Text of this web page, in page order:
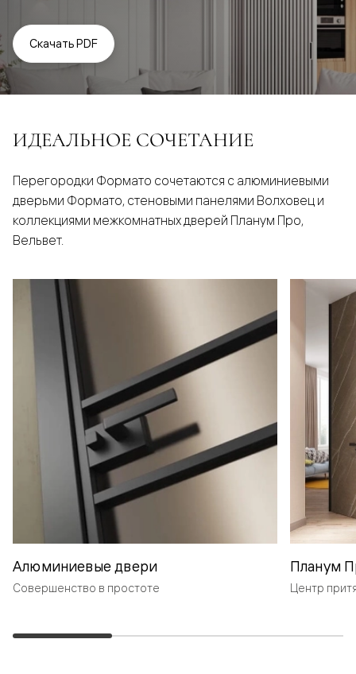
Скачать PDF
ИДЕАЛЬНОЕ СОЧЕТАНИЕ
Перегородки Формато сочетаются с алюминиевыми
дверьми Формато, стеновыми панелями Волховец и
коллекциями межкомнатных дверей Планум Про,
Вельвет.
Алюминиевые двери
Совершенство в простоте
Планум
Центр